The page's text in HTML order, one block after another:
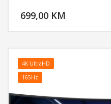
699,00 KM
4K UltraHD
165Hz